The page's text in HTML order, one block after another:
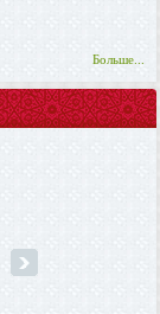
Больше...
next